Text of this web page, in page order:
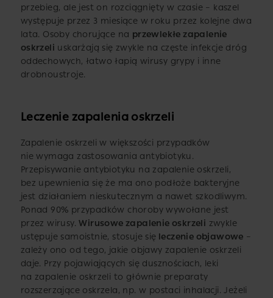
przebieg, ale jest on rozciągnięty w czasie – kaszel
występuje przez 3 miesiące w roku przez kolejne dwa
lata. Osoby chorujące na przewlekłe zapalenie
oskrzeli uskarżają się zwykle na częste infekcje dróg
oddechowych, łatwo łapią wirusy grypy i inne
drobnoustroje.
Leczenie zapalenia oskrzeli
Zapalenie oskrzeli w większości przypadków
nie wymaga zastosowania antybiotyku.
Przepisywanie antybiotyku na zapalenie oskrzeli,
bez upewnienia się że ma ono podłoże bakteryjne
jest działaniem nieskutecznym a nawet szkodliwym.
Ponad 90% przypadków choroby wywołane jest
przez wirusy.Wirusowe zapalenie oskrzeli zwykle
ustępuje samoistnie, stosuje się leczenie objawowe –
zależy ono od tego, jakie objawy zapalenie oskrzeli
daje. Przy pojawiających się dusznościach, leki
na zapalenie oskrzeli to głównie preparaty
rozszerzające oskrzela, np. w postaci inhalacji. Jeżeli